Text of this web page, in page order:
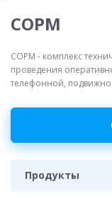
ПРОТЕЙ-
СОРМ
СОРМ - комплекс
проведения
телефонной,
Продукты